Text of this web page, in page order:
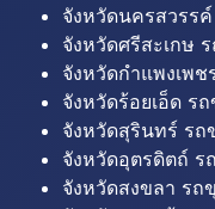
จังหวัดนครสวรร
จังหวัดศรีสะเกษ
จังหวัดกำแพงเพ
จังหวัดร้อยเอ็ด ร
จังหวัดสุรินทร์ รถ
จังหวัดอุตรดิตถ์ ร
จังหวัดสงขลา รถ